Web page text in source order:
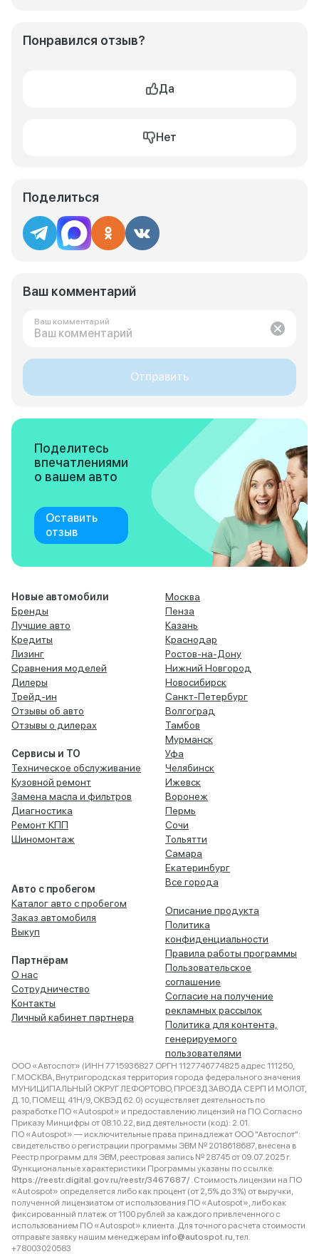
Понравился отзыв?
Да
Нет
Поделиться
Ваш комментарий
Ваш комментарий
Отправить
Поделитесь
впечатлениями
о вашем авто
Оставить
отзыв
Новые автомобили
Бренды
Лучшие авто
Кредиты
Лизинг
Сравнения моделей
Дилеры
Трейд-ин
Отзывы об авто
Отзывы о дилерах
Сервисы и ТО
Техническое обслуживание
Кузовной ремонт
Замена масла и фильтров
Диагностика
Ремонт КПП
Шиномонтаж
Авто с пробегом
Каталог авто с пробегом
Заказ автомобиля
Выкуп
Партнёрам
О нас
Сотрудничество
Контакты
Личный кабинет партнера
Москва
Пенза
Казань
Краснодар
Ростов-на-Дону
Нижний Новгород
Новосибирск
Санкт-Петербург
Волгоград
Тамбов
Мурманск
Уфа
Челябинск
Ижевск
Воронеж
Пермь
Сочи
Тольятти
Самара
Екатеринбург
Все города
Описание продукта
Политика
конфиденциальности
Правила работы программы
Пользовательское
соглашение
Согласие на получение
рекламных рассылок
Политика для контента,
генерируемого
пользователями
ООО «Автоспот» (ИНН 7715936827 ОРГН 1127746774825 адрес 111250,
Г.МОСКВА, Внутригородская территория города федерального значения
МУНИЦИПАЛЬНЫЙ ОКРУГ ЛЕФОРТОВО, ПРОЕЗД ЗАВОДА СЕРП И МОЛОТ,
Д. 10, ПОМЕЩ. 41Н/9, ОКВЭД 62.0) осуществляет деятельность по
разработке ПО «Autospot» и предоставлению лицензий на ПО. Согласно
Приказу Минцифры от 08.10.22, вид деятельности (код): 2.01.
ПО «Autospot» — исключительные права принадлежат ООО "Автоспот":
свидетельство о регистрации программы ЭВМ № 2018618687, внесена в
Реестр программ для ЭВМ, реестровая запись № 28745 от 09.07.2025 г.
Функциональные характеристики Программы указаны по ссылке:
https://reestr.digital.gov.ru/reestr/3467687/ . Стоимость лицензии на ПО
«Autospot» определяется либо как процент (от 2,5% до 3%) от выручки,
полученной лицензиатом от использования ПО «Autospot», либо как
фиксированный платеж от 1100 рублей за каждого привлеченного с
использованием ПО «Autospot» клиента. Для точного расчета стоимости
отправьте заявку нашим менеджерам info@autospot.ru, тел.
+78003020583